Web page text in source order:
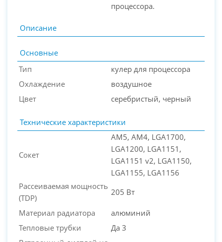
процессора.
Описание
Основные
Тип
кулер для процессора
Охлаждение
воздушное
Цвет
серебристый, черный
Технические характеристики
Сокет
AM5, AM4, LGA1700,
LGA1200, LGA1151,
LGA1151 v2, LGA1150,
LGA1155, LGA1156
Рассеиваемая мощность
(TDP)
205 Вт
Материал радиатора
алюминий
Тепловые трубки
Да 3